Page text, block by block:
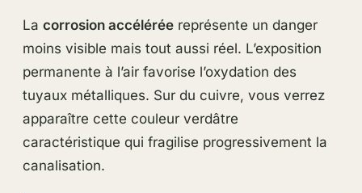
La corrosion accéléréereprésente un danger
moins visible mais tout aussi réel. L’exposition
permanente à l’air favorise l’oxydation des
tuyaux métalliques. Sur du cuivre, vous verrez
apparaître cette couleur verdâtre
caractéristique qui fragilise progressivement la
canalisation.